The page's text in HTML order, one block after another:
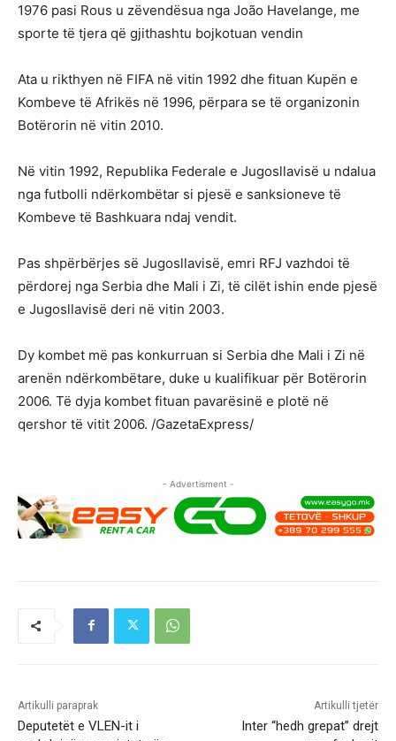
1976 pasi Rous u zëvendësua nga João Havelange, me
sporte të tjera që gjithashtu bojkotuan vendin
Ata u rikthyen në FIFA në vitin 1992 dhe fituan Kupën e
Kombeve të Afrikës në 1996, përpara se të organizonin
Botërorin në vitin 2010.
Në vitin 1992, Republika Federale e Jugosllavisë u ndalua
nga futbolli ndërkombëtar si pjesë e sanksioneve të
Kombeve të Bashkuara ndaj vendit.
Pas shpërbërjes së Jugosllavisë, emri RFJ vazhdoi të
përdorej nga Serbia dhe Mali i Zi, të cilët ishin ende pjesë
e Jugosllavisë deri në vitin 2003.
Dy kombet më pas konkurruan si Serbia dhe Mali i Zi në
arenën ndërkombëtare, duke u kualifikuar për Botërorin
2006. Të dyja kombet fituan pavarësinë e plotë në
qershor të vitit 2006. /GazetaExpress/
- Advertisment -
Artikulli paraprak
Deputetët e VLEN-it i
Artikulli tjetër
Inter “hedh grepat” drejt